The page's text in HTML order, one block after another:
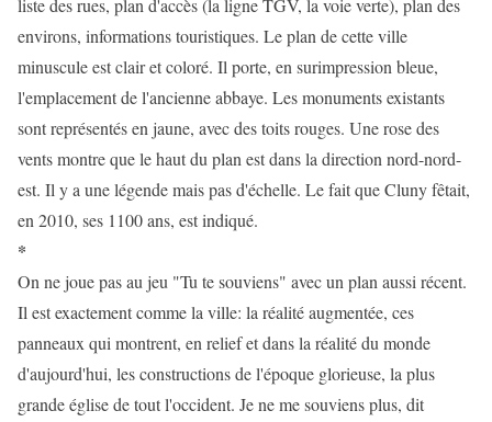
liste des rues, plan d'accès (la ligne TGV, la voie verte), plan des
environs, informations touristiques. Le plan de cette ville
minuscule est clair et coloré. Il porte, en surimpression bleue,
l'emplacement de l'ancienne abbaye. Les monuments existants
sont représentés en jaune, avec des toits rouges. Une rose des
vents montre que le haut du plan est dans la direction nord-nord-
est. Il y a une légende mais pas d'échelle. Le fait que Cluny fêtait,
en 2010, ses 1100 ans, est indiqué.
*
On ne joue pas au jeu "Tu te souviens" avec un plan aussi récent.
Il est exactement comme la ville: la réalité augmentée, ces
panneaux qui montrent, en relief et dans la réalité du monde
d'aujourd'hui, les constructions de l'époque glorieuse, la plus
grande église de tout l'occident. Je ne me souviens plus, dit